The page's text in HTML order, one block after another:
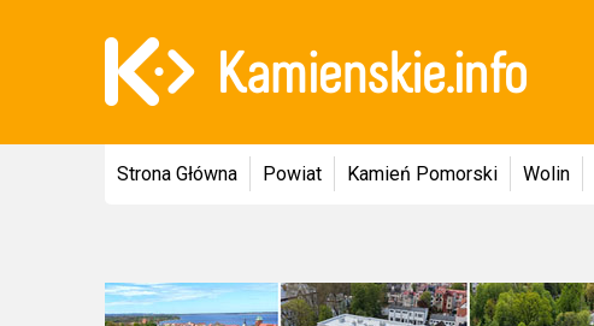
Strona Główna Powiat Kamień Pomorski Wolin